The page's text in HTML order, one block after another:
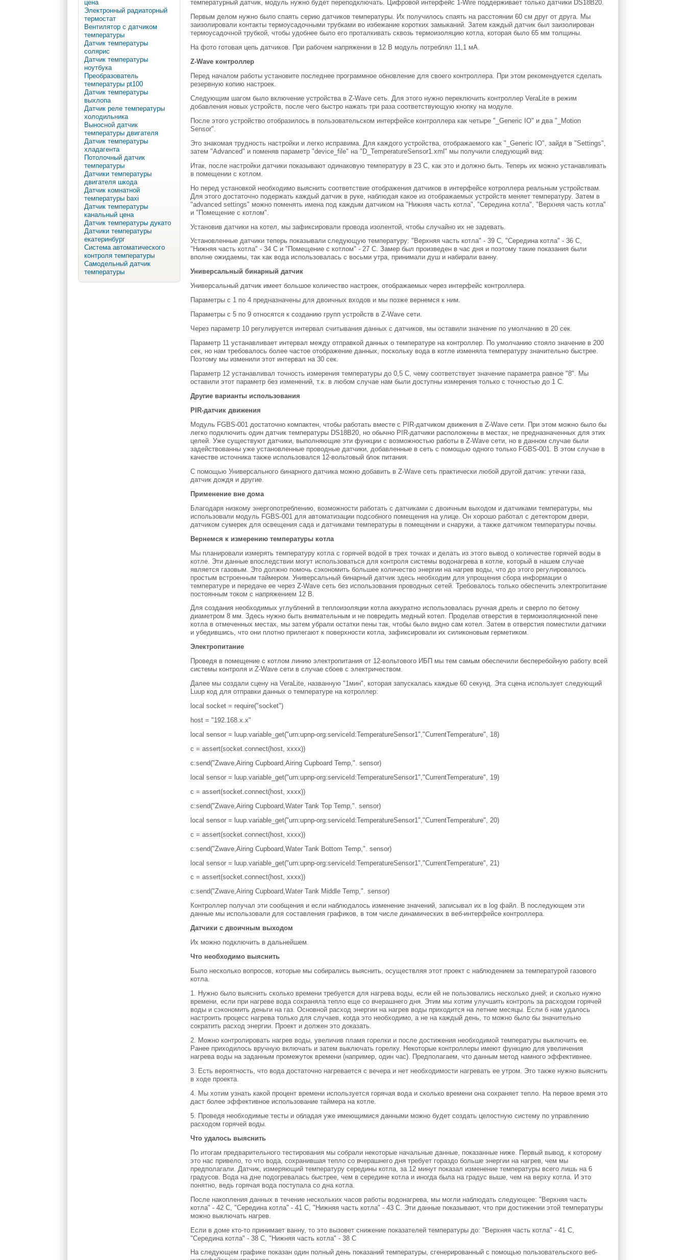
цена
Электронный радиаторный
термостат
Вентилятор с датчиком
температуры
Датчик температуры
солярис
Датчик температуры
ноутбука
Преобразователь
температуры pt100
Датчик температуры
выхлопа
Датчик реле температуры
холодильника
Выносной датчик
температуры двигателя
Датчик температуры
хладагента
Потолочный датчик
температуры
Датчики температуры
двигателя шкода
Датчик комнатной
температуры baxi
Датчик температуры
канальный цена
Датчик температуры дукато
Датчики температуры
екатеринбург
Система автоматического
контроля температуры
Самодельный датчик
температуры
температурный датчик, модуль нужно будет переподключать. Цифровой интерфейс 1-Wire поддерживает только датчики DS18B20.
Первым делом нужно было спаять серию датчиков температуры. Их получилось спаять на расстоянии 60 см друг от друга. Мы
заизолировали контакты термоусадочными трубками во избежание коротких замыканий. Затем каждый датчик был заизолирован
термоусадочной трубкой, чтобы удобнее было его проталкивать сквозь термоизоляцию котла, которая было 65 мм толщины.
На фото готовая цепь датчиков. При рабочем напряжении в 12 В модуль потреблял 11,1 мА.
Z-Wave контроллер
Перед началом работы установите последнее программное обновление для своего контроллера. При этом рекомендуется сделать
резервную копию настроек.
Следующим шагом было включение устройства в Z-Wave сеть. Для этого нужно переключить контроллер VeraLite в режим
добавления новых устройств, после чего быстро нажать три раза соответствующую кнопку на модуле.
После этого устройство отобразилось в пользовательском интерфейсе контроллера как четыре "_Generic IO" и два "_Motion
Sensor".
Это знакомая трудность настройки и легко исправима. Для каждого устройства, отображаемого как "_Generic IO", зайдя в "Settings",
затем "Advanced" и поменяв параметр "device_file" на "D_TemperatureSensor1.xml" мы получили следующий вид:
Итак, после настройки датчики показывают одинаковую температуру в 23 С, как это и должно быть. Теперь их можно устанавливать
в помещении с котлом.
Но перед установкой необходимо выяснить соответствие отображения датчиков в интерфейсе котроллера реальным устройствам.
Для этого достаточно подержать каждый датчик в руке, наблюдая какое из отображаемых устройств меняет температуру. Затем в
"advanced settings" можно поменять имена под каждым датчиком на "Нижняя часть котла", "Середина котла", "Верхняя часть котла"
и "Помещение с котлом".
Установив датчики на котел, мы зафиксировали провода изолентой, чтобы случайно их не задевать.
Установленные датчики теперь показывали следующую температуру: "Верхняя часть котла" - 39 С, "Середина котла" - 36 С,
"Нижняя часть котла" - 34 С и "Помещение с котлом" - 27 С. Замер был произведен в час дня и поэтому такие показания были
вполне ожидаемы, так как вода использовалась с восьми утра, принимали душ и набирали ванну.
Универсальный бинарный датчик
Универсальный датчик имеет большое количество настроек, отображаемых через интерфейс контроллера.
Параметры с 1 по 4 предназначены для двоичных входов и мы позже вернемся к ним.
Параметры с 5 по 9 относятся к созданию групп устройств в Z-Wave сети.
Через параметр 10 регулируется интервал считывания данных с датчиков, мы оставили значение по умолчанию в 20 сек.
Параметр 11 устанавливает интервал между отправкой данных о температуре на контроллер. По умолчанию стояло значение в 200
сек, но нам требовалось более частое отображение данных, поскольку вода в котле изменяла температуру значительно быстрее.
Поэтому мы изменили этот интервал на 30 сек.
Параметр 12 устанавливал точность измерения температуры до 0,5 С, чему соответствует значение параметра равное "8". Мы
оставили этот параметр без изменений, т.к. в любом случае нам были доступны измерения только с точностью до 1 С.
Другие варианты использования
PIR-датчик движения
Модуль FGBS-001 достаточно компактен, чтобы работать вместе с PIR-датчиком движения в Z-Wave сети. При этом можно было бы
легко подключить один датчик температуры DS18B20, но обычно PIR-датчики расположены в местах, не предназначенных для этих
целей. Уже существуют датчики, выполняющие эти функции с возможностью работы в Z-Wave сети, но в данном случае были
задействованны уже установленные проводные датчики, добавленные в сеть с помощью одного только FGBS-001. В этом случае в
качестве источника также использовался 12-вольтовый блок питания.
С помощью Универсального бинарного датчика можно добавить в Z-Wave сеть практически любой другой датчик: утечки газа,
датчик дождя и другие.
Применение вне дома
Благодаря низкому энергопотреблению, возможности работать с датчиками с двоичным выходом и датчиками температуры, мы
использовали модуль FGBS-001 для автоматизации подсобного помещения на улице. Он хорошо работал с детектором двери,
датчиком сумерек для освещения сада и датчиками температуры в помещении и снаружи, а также датчиком температуры почвы.
Вернемся к измерению температуры котла
Мы планировали измерять температуру котла с горячей водой в трех точках и делать из этого вывод о количестве горячей воды в
котле. Эти данные впоследствии могут использоваться для контроля системы водонагрева в котле, который в нашем случае
является газовым. Это должно помочь сэкономить большее количество энергии на нагрев воды, что до этого регулировалось
простым встроенным таймером. Универсальный бинарный датчик здесь необходим для упрощения сбора информации о
температуре и передаче ее через Z-Wave сеть без использования проводных сетей. Требовалось только обеспечить электропитание
постоянным током с напряжением 12 В.
Для создания необходимых углублений в теплоизоляции котла аккуратно использовалась ручная дрель и сверло по бетону
диаметром 8 мм. Здесь нужно быть внимательным и не повредить медный котел. Проделав отверстия в термоизоляционной пене
котла в отмеченных местах, мы затем убрали остатки пены так, чтобы было видно сам котел. Затем в отверстия поместили датчики
и убедившись, что они плотно прилегают к поверхности котла, зафиксировали их силиконовым герметиком.
Электропитание
Проведя в помещение с котлом линию электропитания от 12-вольтового ИБП мы тем самым обеспечили бесперебойную работу всей
системы контроля и Z-Wave сети в случае сбоев с электричеством.
Далее мы создали сцену на VeraLite, названную "1мин", которая запускалась каждые 60 секунд. Эта сцена использует следующий
Luup код для отправки данных о температуре на котроллер:
local socket = require("socket")
host = "192.168.x.x"
local sensor = luup.variable_get("urn:upnp-org:serviceId:TemperatureSensor1","CurrentTemperature", 18)
c = assert(socket.connect(host, xxxx))
c:send("Zwave,Airing Cupboard,Airing Cupboard Temp,". sensor)
local sensor = luup.variable_get("urn:upnp-org:serviceId:TemperatureSensor1","CurrentTemperature", 19)
c = assert(socket.connect(host, xxxx))
c:send("Zwave,Airing Cupboard,Water Tank Top Temp,". sensor)
local sensor = luup.variable_get("urn:upnp-org:serviceId:TemperatureSensor1","CurrentTemperature", 20)
c = assert(socket.connect(host, xxxx))
c:send("Zwave,Airing Cupboard,Water Tank Bottom Temp,". sensor)
local sensor = luup.variable_get("urn:upnp-org:serviceId:TemperatureSensor1","CurrentTemperature", 21)
c = assert(socket.connect(host, xxxx))
c:send("Zwave,Airing Cupboard,Water Tank Middle Temp,". sensor)
Контроллер получал эти сообщения и если наблюдалось изменение значений, записывал их в log файл. В последующем эти
данные мы использовали для составления графиков, в том числе динамических в веб-интерфейсе контроллера.
Датчики с двоичным выходом
Их можно подключить в дальнейшем.
Что необходимо выяснить
Было несколько вопросов, которые мы собирались выяснить, осуществляя этот проект с наблюдением за температурой газового
котла.
1. Нужно было выяснить сколько времени требуется для нагрева воды, если ей не пользовались несколько дней; и сколько нужно
времени, если при нагреве вода сохраняла тепло еще со вчерашнего дня. Этим мы хотим улучшить контроль за расходом горячей
воды и сэкономить деньги на газ. Основной расход энергии на нагрев воды приходится на летние месяцы. Если б нам удалось
настроить процесс нагрева только для случаев, когда это необходимо, а не на каждый день, то можно было бы значительно
сократить расход энергии. Проект и должен это доказать.
2. Можно контролировать нагрев воды, увеличив пламя горелки и после достижения необходимой температуры выключить ее.
Ранее приходилось вручную включать и затем выключать горелку. Некоторые контроллеры имеют функцию для увеличения
нагрева воды на заданным промежуток времени (например, один час). Предполагаем, что данным метод намного эффективнее.
3. Есть вероятность, что вода достаточно нагревается с вечера и нет необходимости нагревать ее утром. Это также нужно выяснить
в ходе проекта.
4. Мы хотим узнать какой процент времени используется горячая вода и сколько времени она сохраняет тепло. На первое время это
даст более эффективное использование таймера на котле.
5. Проведя необходимые тесты и обладая уже имеющимися данными можно будет создать целостную систему по управлению
расходом горячей воды.
Что удалось выяснить
По итогам предварительного тестирования мы собрали некоторые начальные данные, показанные ниже. Первый вывод, к которому
это нас привело, то что вода, сохранившая тепло со вчерашнего дня требует гораздо больше энергии на нагрев, чем мы
предполагали. Датчик, измеряющий температуру середины котла, за 12 минут показал изменение температуры всего лишь на 6
градусов. Вода на дне подогревалась быстрее, чем в середине котла и иногда была на градус выше, чем на верху котла. И это
понятно, ведь горячая вода поступала со дна котла.
После накопления данных в течение нескольких часов работы водонагрева, мы могли наблюдать следующее: "Верхняя часть
котла" - 42 С, "Середина котла" - 41 С, "Нижняя часть котла" - 43 С. Эти данные показывают, что при достижении этой температуры
можно выключать нагрев.
Если в доме кто-то принимает ванну, то это вызовет снижение показателей температуры до: "Верхняя часть котла" - 41 С,
"Середина котла" - 38 С, "Нижняя часть котла" - 38 С
На следующем графике показан один полный день показаний температуры, сгенерированный с помощью пользовательского веб-